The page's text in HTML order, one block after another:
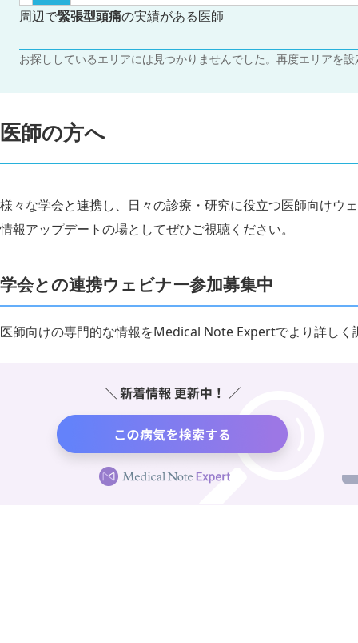
周辺で緊張型頭痛の実績がある医師
お探ししているエリアには見つかりませんでした。再度エリアを
医師の方へ
様々な学会と連携し、日々の診療・研究に役立つ医師向けウ
情報アップデートの場としてぜひご視聴ください。
学会との連携ウェビナー参加募集中
医師向けの専門的な情報をMedical Note Expertでより詳しく